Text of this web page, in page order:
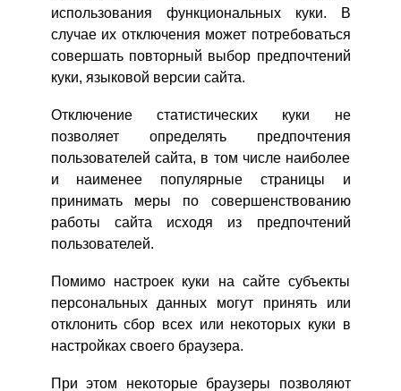
использования функциональных куки. В
случае их отключения может потребоваться
совершать повторный выбор предпочтений
куки, языковой версии сайта.
Отключение статистических куки не
позволяет определять предпочтения
пользователей сайта, в том числе наиболее
и наименее популярные страницы и
принимать меры по совершенствованию
работы сайта исходя из предпочтений
пользователей.
Помимо настроек куки на сайте субъекты
персональных данных могут принять или
отклонить сбор всех или некоторых куки в
настройках своего браузера.
При этом некоторые браузеры позволяют